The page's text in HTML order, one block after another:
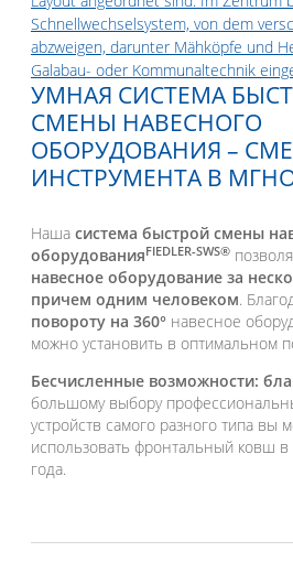
УМНАЯ СИСТЕМА
СМЕНЫ НАВЕСНОГО
ОБОРУДОВАНИЯ –
ИНСТРУМЕНТА В
Наша система быстрой смены
оборудованияFIEDLER-SWS®
навесное оборудование за
причем одним человеком.
повороту на 360° навесное
можно установить в оптимальном
Бесчисленные возможности:
большому выбору
устройств самого разного типа вы
использовать фронтальный ковш в
года.